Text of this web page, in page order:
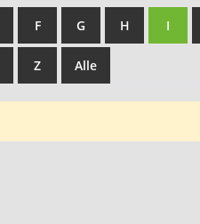
F G H I
Z Alle